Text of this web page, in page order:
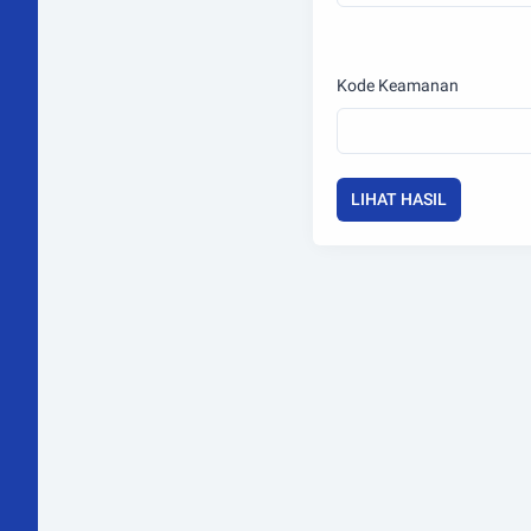
Kode Keamanan
LIHAT HASIL